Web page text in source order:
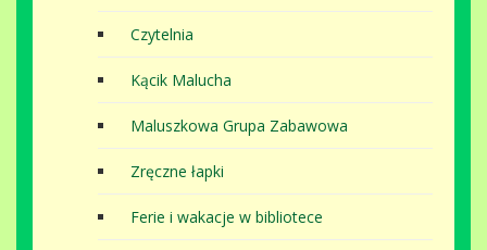
Czytelnia
Kącik Malucha
Maluszkowa Grupa Zabawowa
Zręczne łapki
Ferie i wakacje w bibliotece